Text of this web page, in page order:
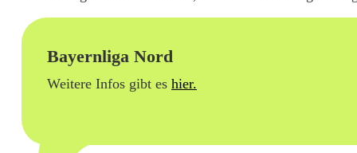
t
t
Bayernliga Nord
Weitere Infos gibt es hier.